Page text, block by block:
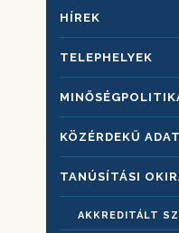
HÍREK
TELEPHELYEK
KÖZÉRDEKŰ
TANÚSÍTÁSI
AKKREDITÁLT